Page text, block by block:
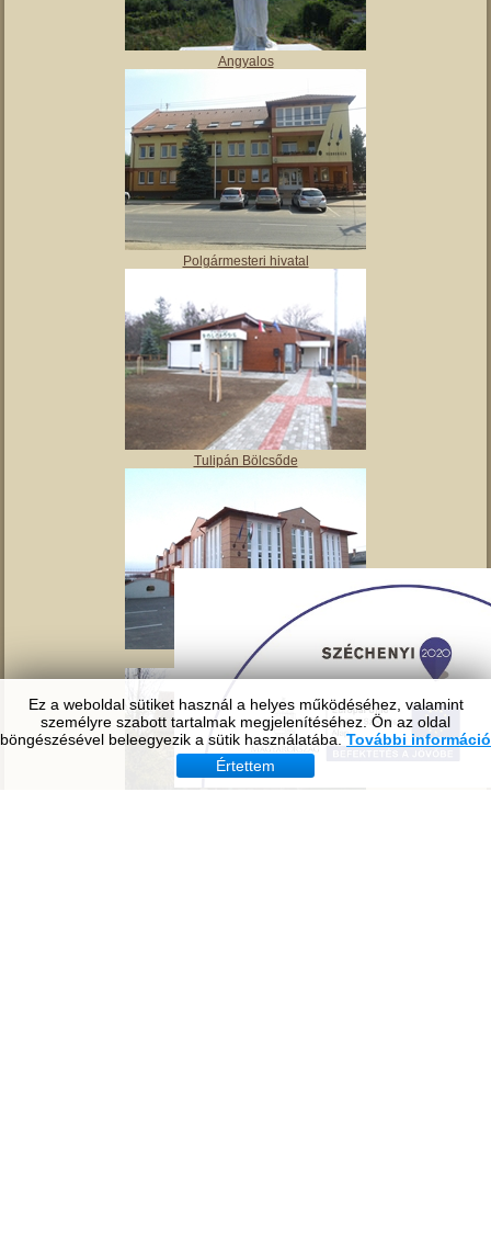
Ez a weboldal sütiket használ a helyes működéséhez, valamint
személyre szabott tartalmak megjelenítéséhez. Ön az oldal
böngészésével beleegyezik a sütik használatába. További információ
Értettem
Vajai Ős-tó
Angyalos
Polgármesteri hivatal
Tulipán Bölcsőde